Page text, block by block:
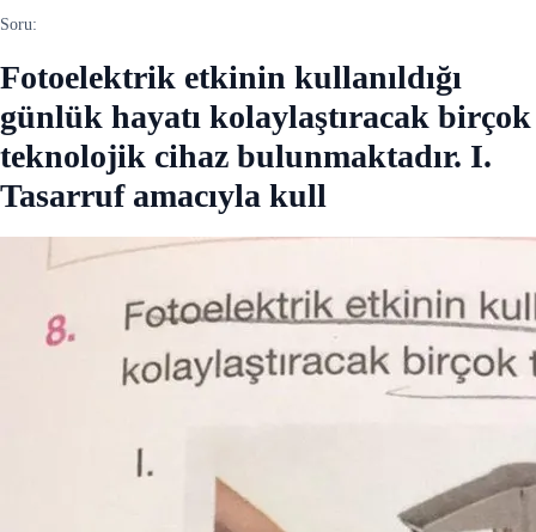
Soru:
Fotoelektrik etkinin kullanıldığı
günlük hayatı kolaylaştıracak birçok
teknolojik cihaz bulunmaktadır. I.
Tasarruf amacıyla kull